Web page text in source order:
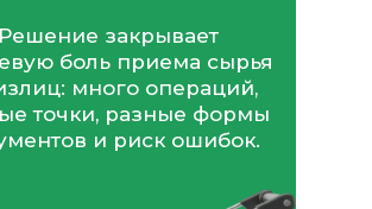
Решение закрывает
боль приема сырья
много операций,
точки, разные формы
и риск ошибок.